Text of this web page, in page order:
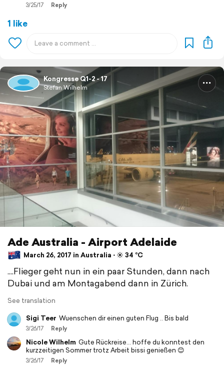
3/25/17 Reply
1 like
Kongresse Q1-2 - 17
Stefan Wilhelm
Ade Australia - Airport Adelaide
March 26, 2017 in Australia ⋅ ☀️ 34 °C
....Flieger geht nun in ein paar Stunden, dann nach
Dubai und am Montagabend dann in Zürich.
See translation
Sigi Teer Wuenschen dir einen guten Flug .. Bis bald
3/26/17 Reply
Nicole Wilhelm Gute Rückreise... hoffe du konntest den
kurzzeitigen Sommer trotz Arbeit bissi genießen 😊
3/26/17 Reply